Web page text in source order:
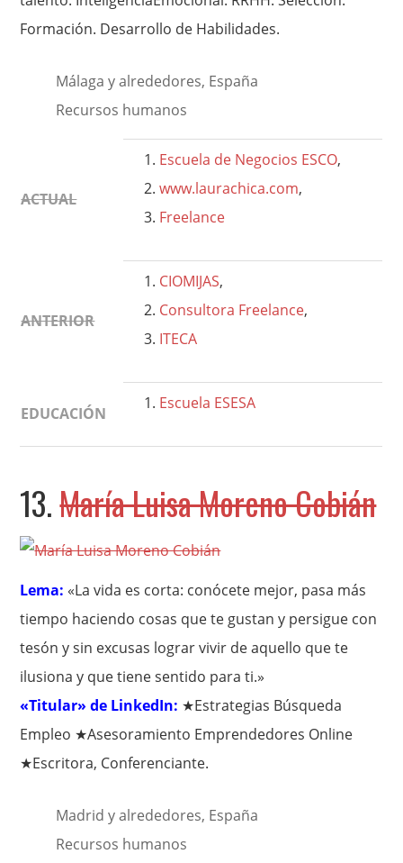
Formación. Desarrollo de Habilidades.
Málaga y alrededores, España
Recursos humanos
ACTUAL
Escuela de Negocios ESCO,
www.laurachica.com,
Freelance
ANTERIOR
CIOMIJAS,
Consultora Freelance,
ITECA
EDUCACIÓN
Escuela ESESA
13.María Luisa Moreno Cobián
Lema: «La vida es corta: conócete mejor, pasa más
tiempo haciendo cosas que te gustan y persigue con
tesón y sin excusas lograr vivir de aquello que te
ilusiona y que tiene sentido para ti.»
«Titular» de LinkedIn: ★Estrategias Búsqueda
Empleo ★Asesoramiento Emprendedores Online
★Escritora, Conferenciante.
Madrid y alrededores, España
Recursos humanos